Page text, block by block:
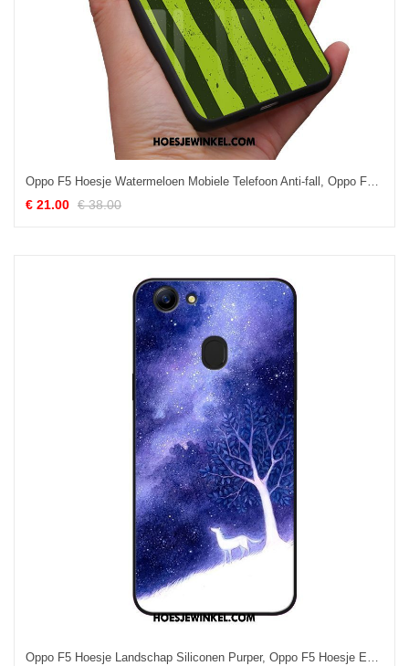
Oppo F5 Hoesje Watermeloen Mobiele Telefoon Anti-fall, Oppo F5 Hoesje Bescherming Groen
€ 21.00 € 38.00
Oppo F5 Hoesje Landschap Siliconen Purper, Oppo F5 Hoesje Eenvoudige Pas